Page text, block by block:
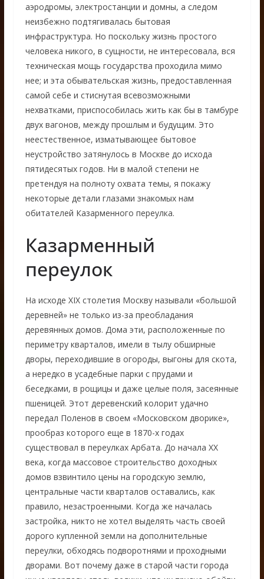
аэродромы, электростанции и домны, а следом
неизбежно подтягивалась бытовая
инфраструктура. Но поскольку жизнь простого
человека никого, в сущности, не интересовала, вся
техническая мощь государства проходила мимо
нее; и эта обывательская жизнь, предоставленная
самой себе и стиснутая всевозможными
нехватками, приспособилась жить как бы в тамбуре
двух вагонов, между прошлым и будущим. Это
неестественное, изматывающее бытовое
неустройство затянулось в Москве до исхода
пятидесятых годов. Ни в малой степени не
претендуя на полноту охвата темы, я покажу
некоторые детали глазами знакомых нам
обитателей Казарменного переулка.
Казарменный
переулок
На исходе XIX столетия Москву называли «большой
деревней» не только из-за преобладания
деревянных домов. Дома эти, расположенные по
периметру кварталов, имели в тылу обширные
дворы, переходившие в огороды, выгоны для скота,
а нередко в усадебные парки с прудами и
беседками, в рощицы и даже целые поля, засеянные
пшеницей. Этот деревенский колорит удачно
передал Поленов в своем «Московском дворике»,
прообраз которого еще в 1870-х годах
существовал в переулках Арбата. До начала ХХ
века, когда массовое строительство доходных
домов взвинтило цены на городскую землю,
центральные части кварталов оставались, как
правило, незастроенными. Когда же началась
застройка, никто не хотел выделять часть своей
дорого купленной земли на дополнительные
переулки, обходясь подворотнями и проходными
дворами. Вот почему даже в старой части города